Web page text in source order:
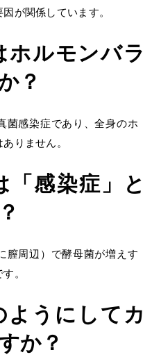
が関係しています。
ホルモンバラ
？
菌感染症であり、全身のホ
りません。
「感染症」と
膣周辺）で酵母菌が増えす
。
ようにしてカ
か？